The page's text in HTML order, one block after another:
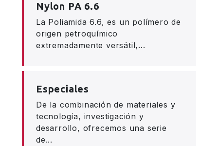
Nylon PA 6.6
La Poliamida 6.6, es un polímero de
origen petroquímico
extremadamente versátil,...
Especiales
De la combinación de materiales y
tecnología, investigación y
desarrollo, ofrecemos una serie
de...